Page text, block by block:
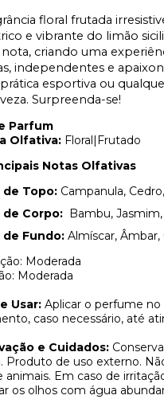
floral frutada
e vibrante do limão
criando uma
independentes e
esportiva ou
Surpreenda-se!
Parfum
Olfativa: Floral|Frutado
Notas Olfativas
de Topo: Campanula,
de Corpo: Bambu,
de Fundo: Almíscar, Âmbar,
Moderada
Moderada
Usar: Aplicar o perfume
caso necessário, até
e Cuidados:
Produto de uso externo.
animais. Em caso de
os olhos com água